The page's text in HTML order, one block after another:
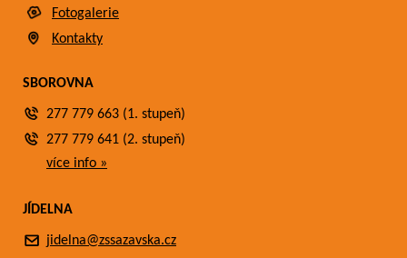
Fotogalerie
Kontakty
SBOROVNA
277 779 663 (1. stupeň)
277 779 641 (2. stupeň)
více info »
JÍDELNA
jidelna@zssazavska.cz